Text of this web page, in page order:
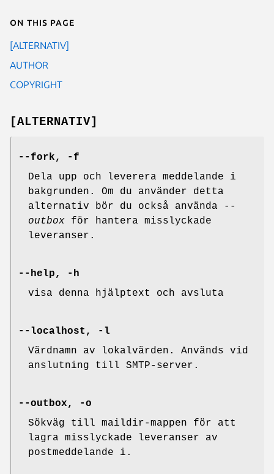
On this page
[ALTERNATIV]
AUTHOR
COPYRIGHT
[ALTERNATIV]
--fork, -f
Dela upp och leverera meddelande i
bakgrunden. Om du använder detta
alternativ bör du också använda
--
outbox för hantera misslyckade
leveranser.
--help, -h
visa denna hjälptext och avsluta
--localhost, -l
Värdnamn av lokalvärden. Används vid
anslutning till SMTP-server.
--outbox, -o
Sökväg till maildir-mappen för att
lagra misslyckade leveranser av
postmeddelande i.